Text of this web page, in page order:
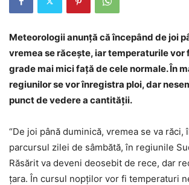
Meteorologii anunţă că începând de joi
vremea se răceşte, iar temperaturile vor
grade mai mici faţă de cele normale. În
regiunilor se vor înregistra ploi, dar
punct de vedere a cantităţii.
“De joi până duminică, vremea se va răci,
parcursul zilei de sâmbătă, în regiunile
Răsărit va deveni deosebit de rece, dar
ţara. În cursul nopţilor vor fi temperaturi